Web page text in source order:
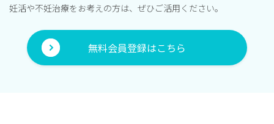
妊活や不妊治療をお考えの方は、ぜひご活用ください。
無料会員登録はこちら